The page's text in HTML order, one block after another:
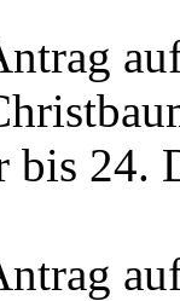
bis 24.